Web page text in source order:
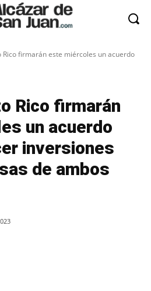
Rico firmarán este miércoles un acuerdo
Rico firmarán
un acuerdo
inversiones
de ambos